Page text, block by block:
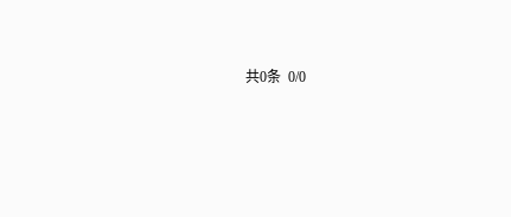
共0条 0/0